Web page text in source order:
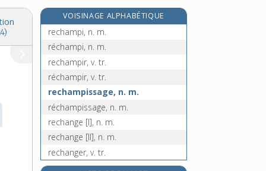
VOISINAGE ALPHABÉTIQUE
recez, n. m.
rechampi, n. m.
réchampi, n. m.
rechampir, v. tr.
réchampir, v. tr.
rechampissage, n. m.
réchampissage, n. m.
rechange [I], n. m.
rechange [II], n. m.
rechanger, v. tr.
rechanter, v. tr.